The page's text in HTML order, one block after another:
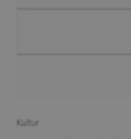
Kultur